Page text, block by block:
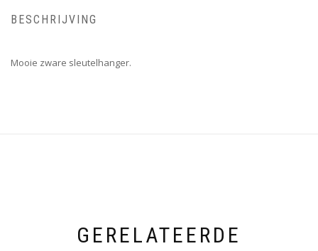
BESCHRIJVING
Mooie zware sleutelhanger.
GERELATEERDE